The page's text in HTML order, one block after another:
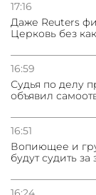
17:16
Даже Reuters
Церковь без
16:59
Судья по делу
объявил
16:51
Вопиющее и
будут судить
31.07.2026